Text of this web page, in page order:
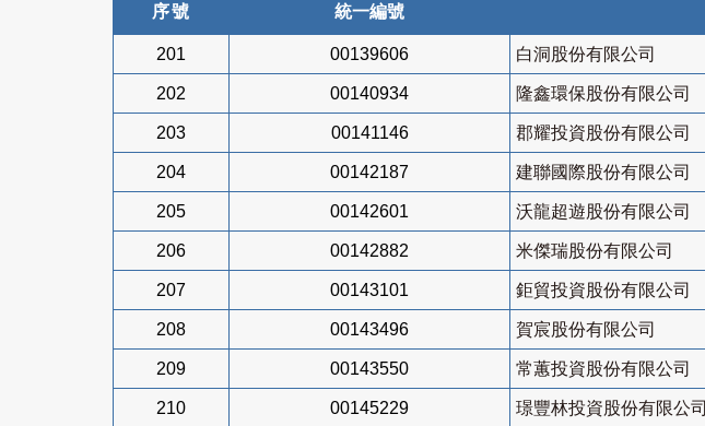
序號 統一編號
201 00139606 白洞股份有限公司
202 00140934 隆鑫環保股份有限公司
203 00141146 郡耀投資股份有限公司
204 00142187 建聯國際股份有限公司
205 00142601 沃龍超遊股份有限公司
206 00142882 米傑瑞股份有限公司
207 00143101 鉅貿投資股份有限公司
208 00143496 賀宸股份有限公司
209 00143550 常蕙投資股份有限公司
210 00145229 璟豐林投資股份有限公司